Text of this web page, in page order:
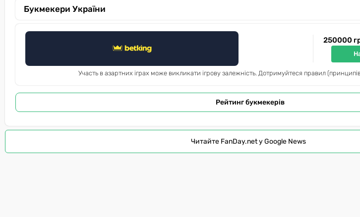
Букмекери України
250000
Участь в азартних іграх може викликати ігрову залежність. Дотримуйтеся правил
Рейтинг букмекерів
Читайте FanDay.net у Google News